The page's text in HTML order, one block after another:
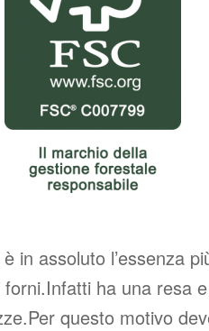
in assoluto l’essenza
ha una resa
questo motivo